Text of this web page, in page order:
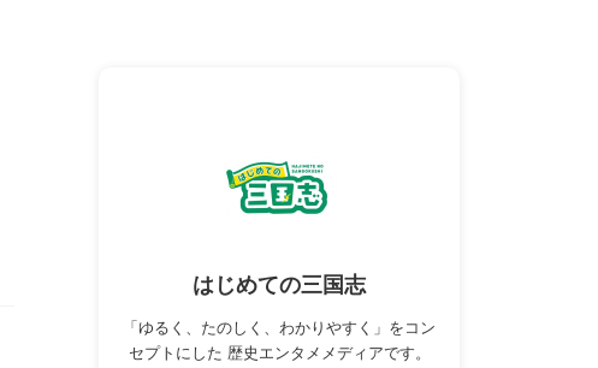
はじめての三国志
「ゆるく、たのしく、わかりやすく」をコン
セプトにした 歴史エンタメメディアです。